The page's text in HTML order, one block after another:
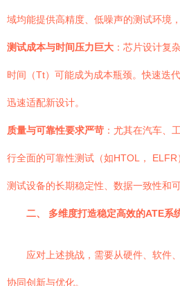
域均能提供高精度、低噪声的测试环境
测试成本与时间压力巨大 ：芯片设计复
时间（Tt）可能成为成本瓶颈。快速迭
迅速适配新设计。
质量与可靠性要求严苛 ：尤其在汽车、
行全面的可靠性测试（如HTOL，
测试设备的长期稳定性、数据一致性和
二、 多维度打造稳定高效的ATE系
应对上述挑战，需要从硬件、软件
协同创新与优化。